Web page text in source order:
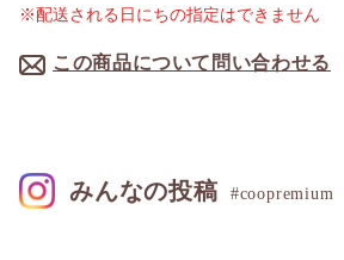
この商品について問い合わせる
※配送される日にちの指定はできません
みんなの投稿 #coopremium